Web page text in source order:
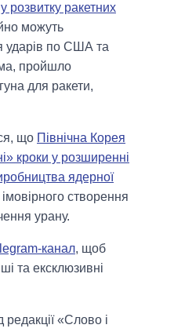
розвитку ракетних
можуть
ударів по США та
пройшло
для ракети,
що Північна Корея
кроки у розширенні
ядерної
створення
урану.
канал, щоб
та ексклюзивні
редакції «Слово і